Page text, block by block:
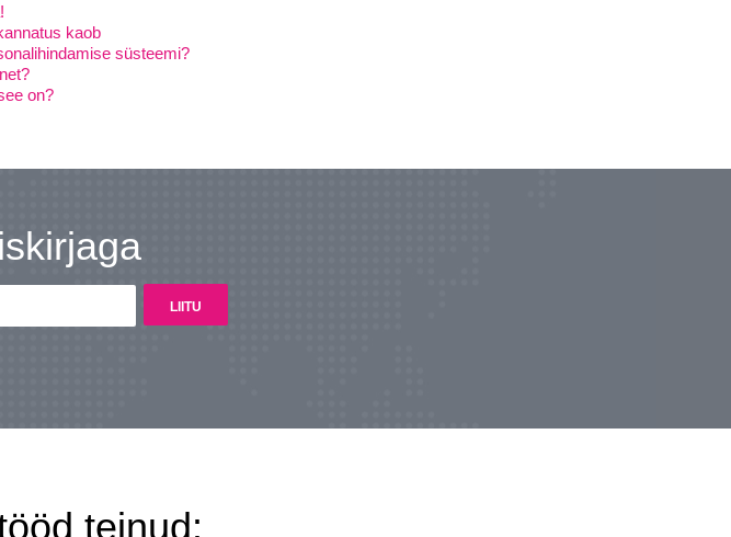
kaob
süsteemi?
on?
teinud: